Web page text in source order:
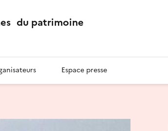
du patrimoine
Espace presse